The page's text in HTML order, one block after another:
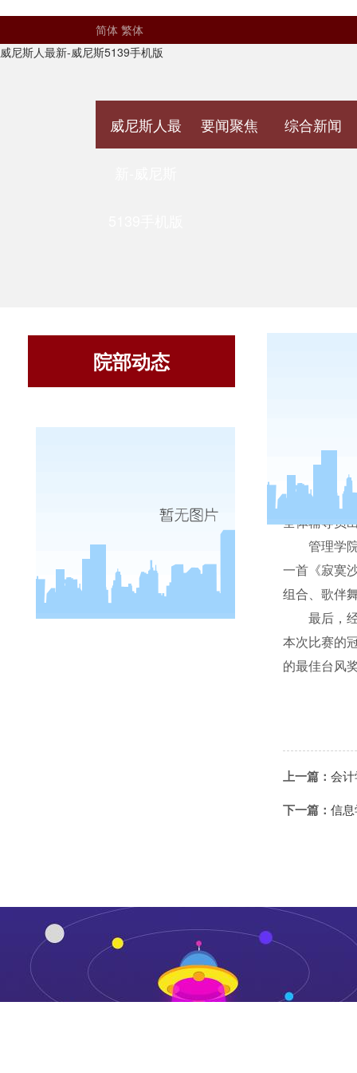
简体 繁体
威尼斯人最新-威尼斯5139手机版
威尼斯人最 要闻聚焦 综合新闻
院部动态
11 15
全体辅导员
管理学
一首《寂寞
组合、歌伴
最后，
本次比赛的
的最佳台风
上一篇： 会
下一篇： 信